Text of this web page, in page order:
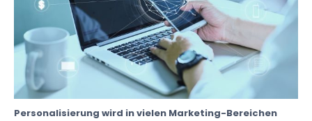
Personalisierung wird in vielen Marketing-Bereichen